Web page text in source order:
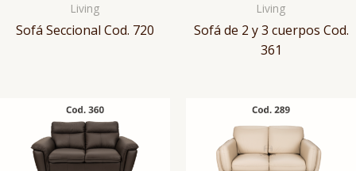
Living
Sofá Seccional Cod. 720
Living
Sofá de 2 y 3 cuerpos Cod.
361